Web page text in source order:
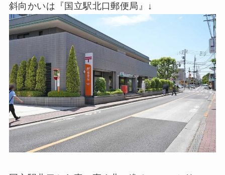
斜向かいは『国立駅北口郵便局』↓